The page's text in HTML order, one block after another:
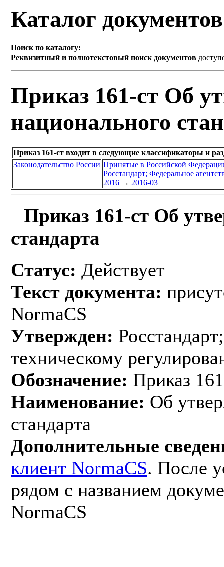
Каталог
Поиск по каталогу:
Реквизитный и полнотекстовый поиск документов
Приказ 161-ст Об
национального
Приказ 161-ст входит в следующие классификаторы и
Законодательство России Принятые в Российской
Росстандарт; Федеральное
2016 → 2016-03
Приказ 161-ст Об
стандарта
Статус: Действует
Текст документа:
NormaCS
Утвержден:
техническому
Обозначение: Приказ
Наименование: Об
стандарта
Дополнительные
клиент NormaCS. После
рядом с названием
NormaCS